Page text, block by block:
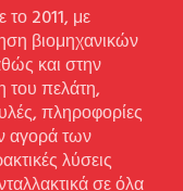
το 2011, με
βιομηχανικών
και στην
του πελάτη,
πληροφορίες
αγορά των
λύσεις
σε όλα